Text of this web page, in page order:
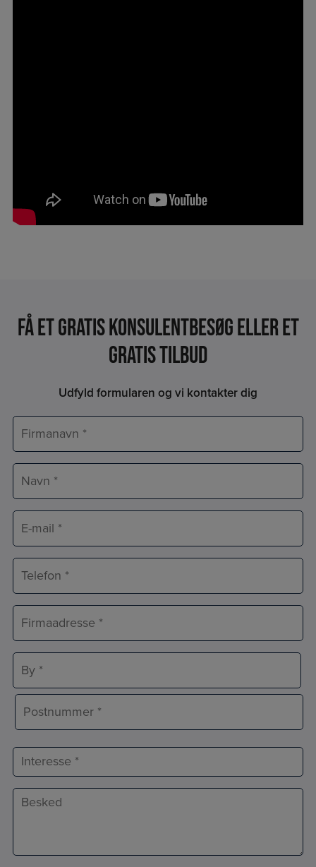
Få et Gratis konsulentbesøg eller et
gratis tilbud
Udfyld formularen og vi kontakter dig
Firmanavn
Navn
E-
mail
Telefon
Adresse
Adresselinje
By
Interesse
Besked